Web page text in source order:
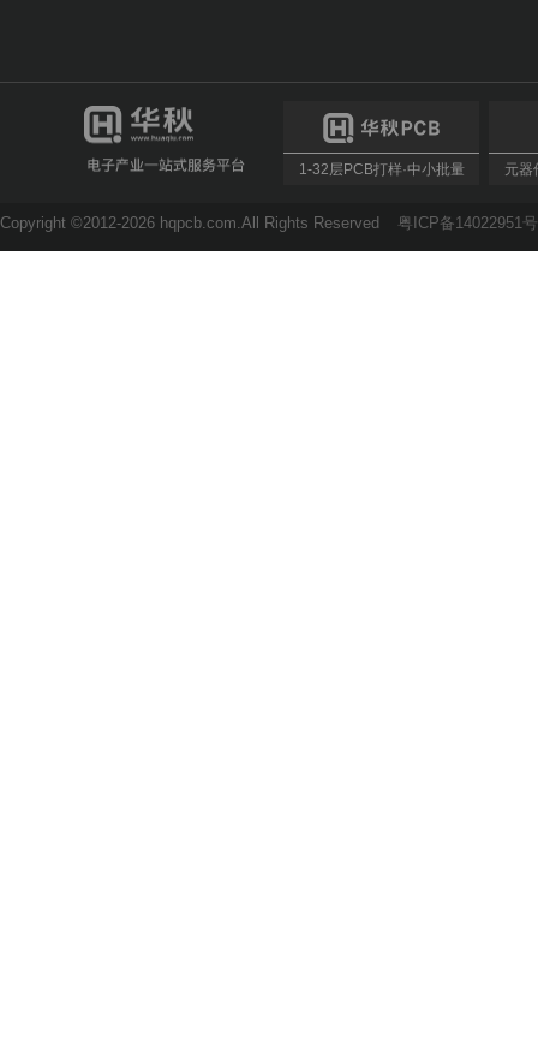
1-32层PCB打样·中小批量 元器
Copyright ©2012-2026 hqpcb.com.All Rights Reserved 粤ICP备14022951号